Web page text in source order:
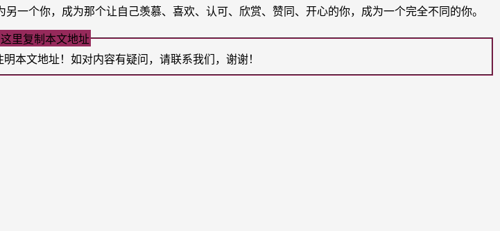
另一个你，成为那个让自己羡慕、喜欢、认可、欣赏、赞同、开心的你，成为一个完全不同的你。
里复制本文地址
本文地址！如对内容有疑问，请联系我们，谢谢！